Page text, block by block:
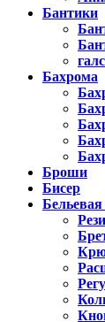
Бантики
Бахрома
Броши
Бисер